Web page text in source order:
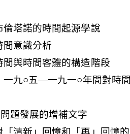
塔諾的時間起源學說
意識分析
與時間客體的構造階段
九○五—一九一○年間對時
題發展的增補文字
清新」回憶和「再」回憶